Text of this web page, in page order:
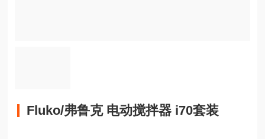
Fluko/弗鲁克 电动搅拌器 i70套装